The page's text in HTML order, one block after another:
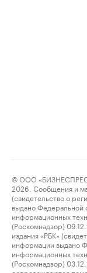
© ООО
2026. Сообщения и
(свидетельство о
выдано Федеральной
информационных
(Роскомнадзор)
издания «РБК»
информации выдано
информационных
(Роскомнадзор)